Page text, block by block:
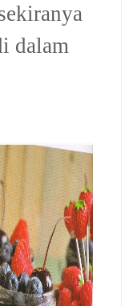
dalam